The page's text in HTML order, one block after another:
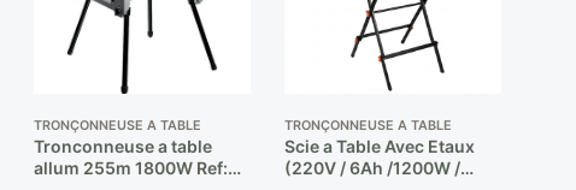
TRONÇONNEUSE A TABLE
Tronconneuse a table
allum 255m 1800W Ref:
TRONÇONNEUSE A TABLE
Scie a Table Avec Etaux
(220V / 6Ah /1200W /